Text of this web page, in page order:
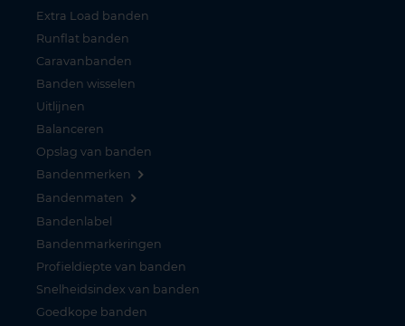
Extra Load banden
Runflat banden
Caravanbanden
Banden wisselen
Uitlijnen
Balanceren
Opslag van banden
Bandenmerken
Bandenmaten
Bandenlabel
Bandenmarkeringen
Profieldiepte van banden
Snelheidsindex van banden
Goedkope banden